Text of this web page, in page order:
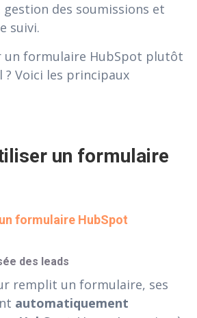
gestion des soumissions et
suivi.
un formulaire HubSpot plutôt
? Voici les principaux
un formulaire
formulaire HubSpot
des leads
remplit un formulaire, ses
automatiquement